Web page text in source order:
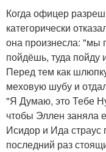
Когда офицер
категорически
она произнесла: "мы
пойдёшь, туда пойду
Перед тем как
меховую шубу и
"Я Думаю, это Тебе
чтобы Эллен заняла
Исидор и Ида страус
последний раз